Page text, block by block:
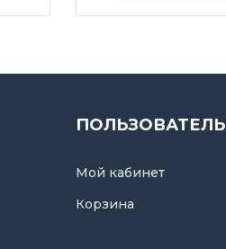
ПОЛЬЗОВАТЕЛЬ
Мой кабинет
Корзина